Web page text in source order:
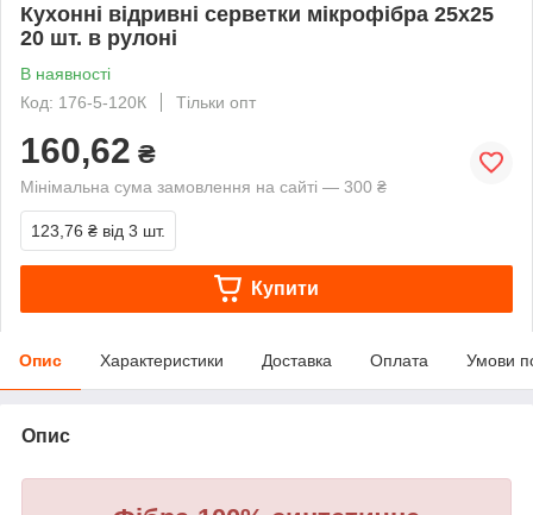
Кухонні відривні серветки мікрофібра 25х25
20 шт. в рулоні
В наявності
Код: 176-5-120К
Тільки опт
160,62 ₴
Мінімальна сума замовлення на сайті — 300 ₴
123,76 ₴ від 3 шт.
Купити
Опис Характеристики Доставка Оплата Умови
Опис